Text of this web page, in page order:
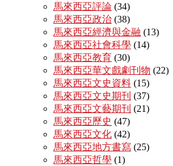
馬來西亞評論 (34)
馬來西亞政治 (38)
馬來西亞經濟與金融 (13)
馬來西亞社會科學 (14)
馬來西亞教育 (30)
馬來西亞華文戲劇刊物 (22)
馬來西亞文史資料 (15)
馬來西亞文史期刊 (37)
馬來西亞文藝期刊 (21)
馬來西亞歷史 (47)
馬來西亞文化 (42)
馬來西亞地方書寫 (25)
馬來西亞哲學 (1)